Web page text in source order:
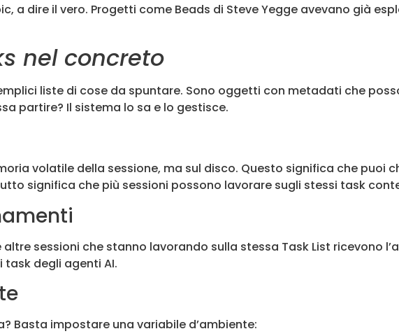
a dire il vero. Progetti come Beads di Steve Yegge avevano già
nel concreto
liste di cose da spuntare. Sono oggetti con metadati che
partire? Il sistema lo sa e lo gestisce.
volatile della sessione, ma sul disco. Questo significa che puoi
significa che più sessioni possono lavorare sugli stessi task
sessioni che stanno lavorando sulla stessa Task List ricevono
task degli agenti AI.
Basta impostare una variabile d’ambiente: